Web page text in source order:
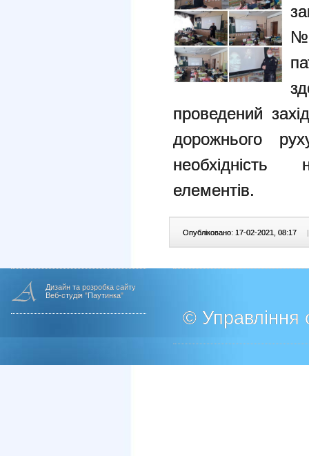
проведений
дорожнього
необхідність
елементів.
Опубліковано: 17-02-2021, 08:17 |
Дизайн та розробка сайту
Веб-студія "Паутинка"
© Управління